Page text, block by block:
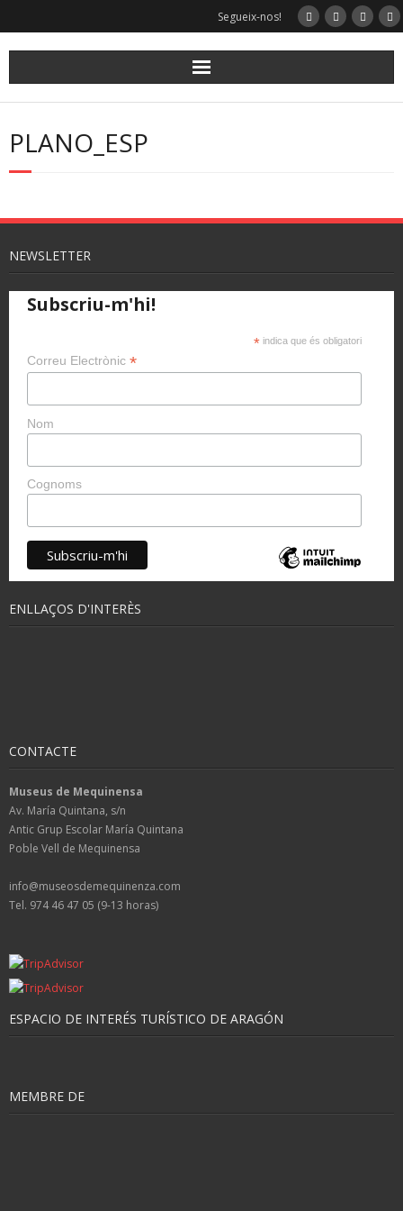
Segueix-nos!
PLANO_ESP
NEWSLETTER
Subscriu-m'hi!
* indica que és obligatori
Correu Electrònic *
Nom
Cognoms
ENLLAÇOS D'INTERÈS
CONTACTE
Museus de Mequinensa
Av. María Quintana, s/n
Antic Grup Escolar María Quintana
Poble Vell de Mequinensa
info@museosdemequinenza.com
Tel. 974 46 47 05 (9-13 horas)
ESPACIO DE INTERÉS TURÍSTICO DE ARAGÓN
MEMBRE DE